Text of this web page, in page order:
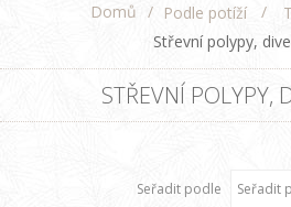
Domů / Podle potíží /
Střevní polypy,
STŘEVNÍ POLYPY,
Seřadit podle Seřadit